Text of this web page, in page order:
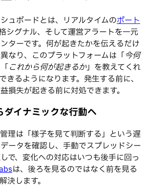
ュボードとは、リアルタイムのポート
シグナル、そして運営アラートを一元
ターです。何が起きたかを伝えるだけ
なり、このプラットフォームは「今何
これから何が起きるか」を教えてくれ
きるようになります。発生する前に、
損失が起きる前に対処できます。
イナミックな行動へ
理は「様子を見て判断する」という遅
ータを確認し、手動でスプレッドシー
で、変化への対応はいつも後手に回っ
は、後ろを見るのではなく前を見る
決します。